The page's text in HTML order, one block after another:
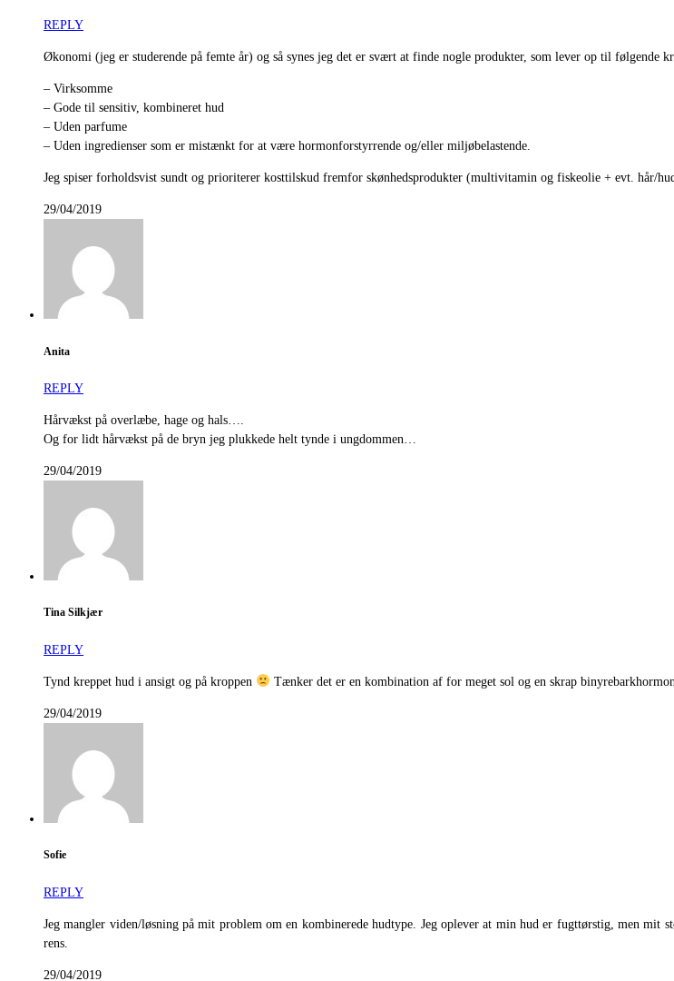
REPLY
Økonomi (jeg er studerende på femte år) og så synes jeg det er svært at finde nogle produkter, som lever op til følgende
– Virksomme
– Gode til sensitiv, kombineret hud
– Uden parfume
– Uden ingredienser som er mistænkt for at være hormonforstyrrende og/eller miljøbelastende.
Jeg spiser forholdsvist sundt og prioriterer kosttilskud fremfor skønhedsprodukter (multivitamin og fiskeolie + evt. hår/
29/04/2019
Anita
REPLY
Hårvækst på overlæbe, hage og hals….
Og for lidt hårvækst på de bryn jeg plukkede helt tynde i ungdommen…
29/04/2019
Tina Silkjær
REPLY
Tynd kreppet hud i ansigt og på kroppen Tænker det er en kombination af for meget sol og en skrap
29/04/2019
Sofie
REPLY
Jeg mangler viden/løsning på mit problem om en kombinerede hudtype. Jeg oplever at min hud er fugttørstig, men
rens.
29/04/2019